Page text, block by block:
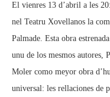
El vienres 13 d’abril a les
nel Teatru Xovellanos la
Palmade. Esta obra
unu de los mesmos autores,
Moler como meyor obra
universal: les rellaciones de